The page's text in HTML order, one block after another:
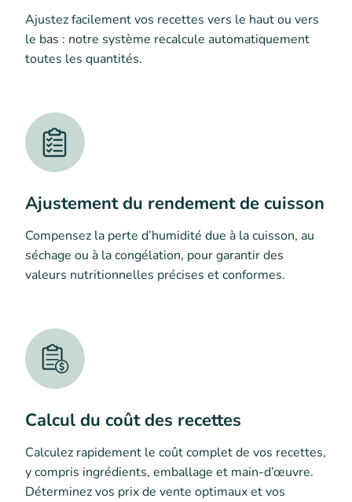
Ajustez facilement vos recettes vers le haut ou vers
le bas : notre système recalcule automatiquement
toutes les quantités.
Ajustement du rendement de cuisson
Compensez la perte d’humidité due à la cuisson, au
séchage ou à la congélation, pour garantir des
valeurs nutritionnelles précises et conformes.
Calcul du coût des recettes
Calculez rapidement le coût complet de vos recettes,
y compris ingrédients, emballage et main-d’œuvre.
Déterminez vos prix de vente optimaux et vos